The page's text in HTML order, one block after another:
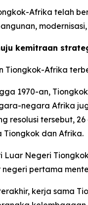
Afrika telah
kemitraan
Tiongkok-Afrika
1970-an,
negara Afrika
resolusi tersebut,
dan Afrika.
Luar Negeri
pertama
kerja sama